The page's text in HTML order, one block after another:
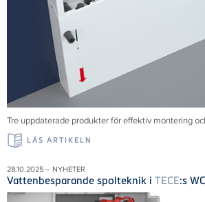
Tre uppdaterade produkter för effektiv montering
LÄS ARTIKELN
28.10.2025 – NYHETER
Vattenbesparande spolteknik i TECE:s